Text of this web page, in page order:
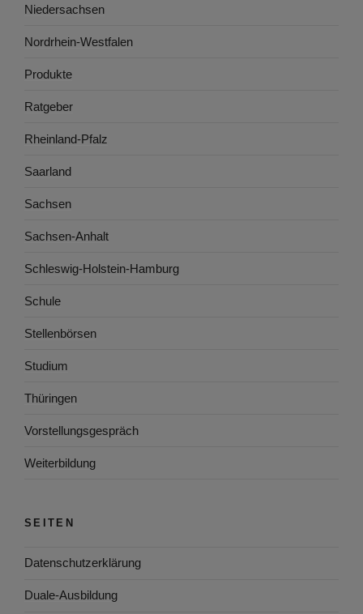
Niedersachsen
Nordrhein-Westfalen
Produkte
Ratgeber
Rheinland-Pfalz
Saarland
Sachsen
Sachsen-Anhalt
Schleswig-Holstein-Hamburg
Schule
Stellenbörsen
Studium
Thüringen
Vorstellungsgespräch
Weiterbildung
SEITEN
Datenschutzerklärung
Duale-Ausbildung